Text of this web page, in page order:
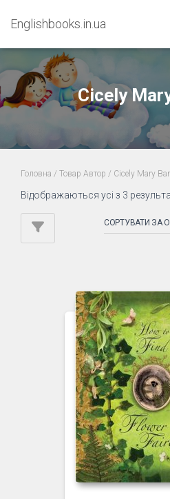
Englishbooks.in.ua
Cicely
Головна / Товар Автор / Cicely Mary
Відображаються усі з 3